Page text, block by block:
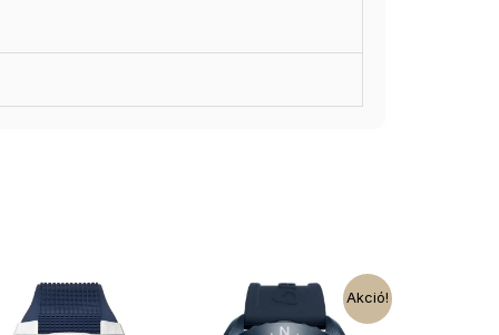
Akció!